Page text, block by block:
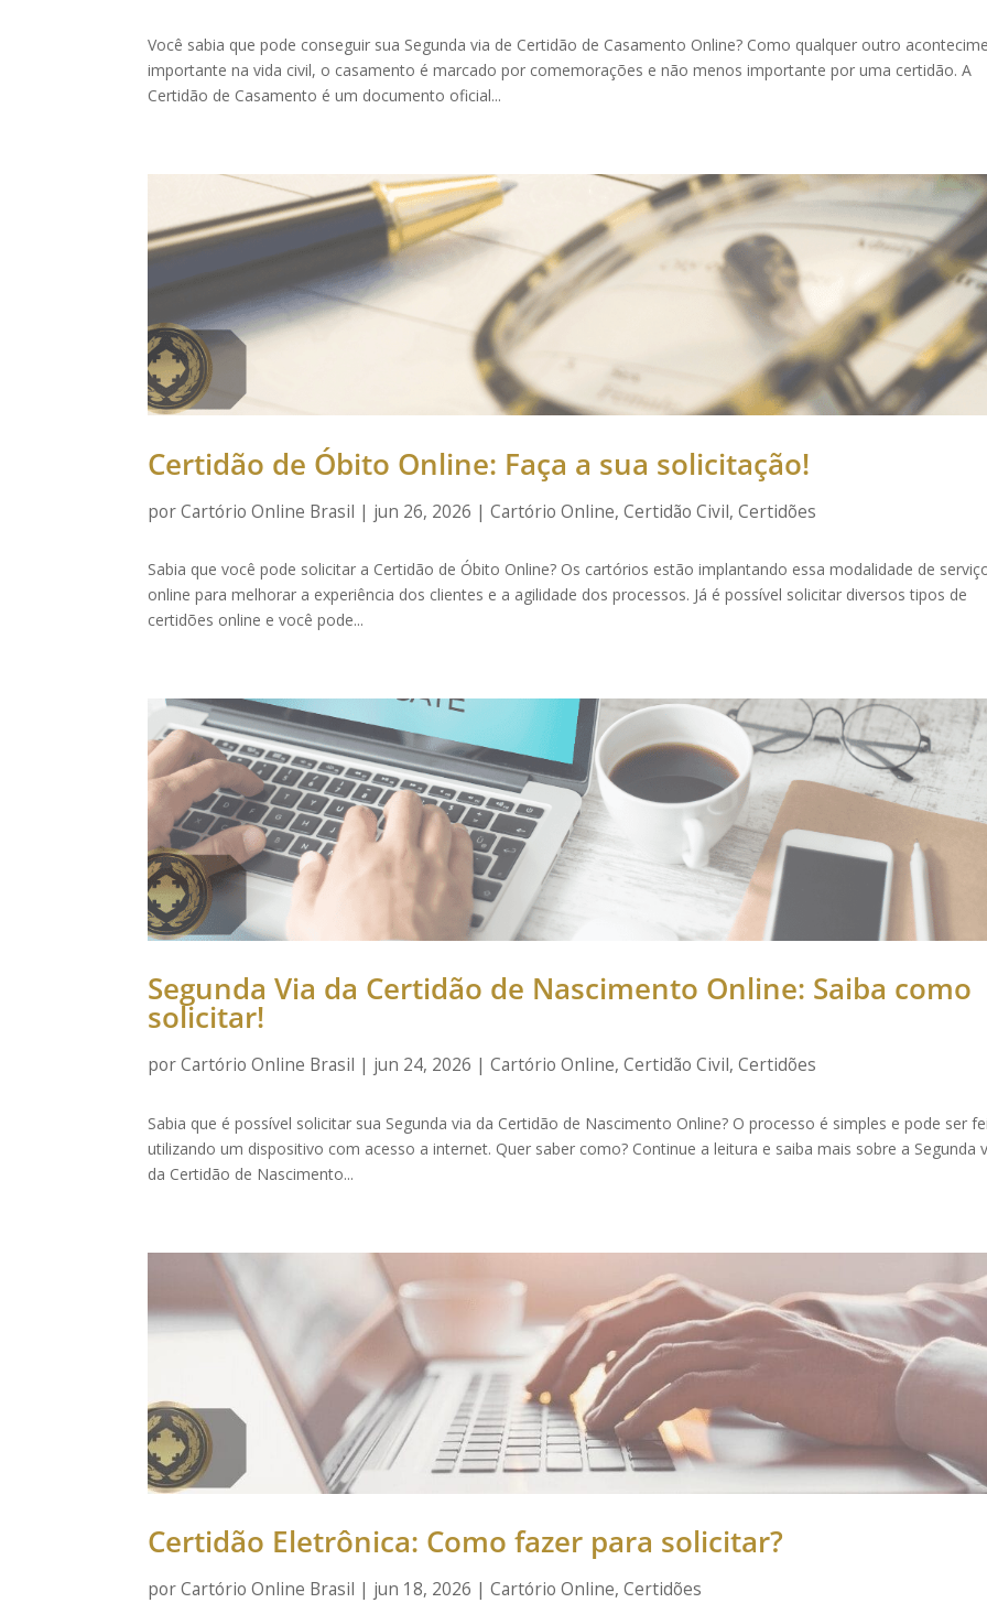
Você sabia que pode conseguir sua Segunda via de Certidão de Casamento Online? Como qualquer outro
importante na vida civil, o casamento é marcado por comemorações e não menos importante por uma certidão. A
Certidão de Casamento é um documento oficial...
Certidão de Óbito Online: Faça a sua solicitação!
porCartório Online Brasil | jun 26, 2026 |Cartório Online,Certidão Civil,Certidões
Sabia que você pode solicitar a Certidão de Óbito Online? Os cartórios estão implantando essa modalidade de
online para melhorar a experiência dos clientes e a agilidade dos processos. Já é possível solicitar diversos tipos de
certidões online e você pode...
Segunda Via da Certidão de Nascimento Online: Saiba como
solicitar!
porCartório Online Brasil | jun 24, 2026 |Cartório Online,Certidão Civil,Certidões
Sabia que é possível solicitar sua Segunda via da Certidão de Nascimento Online? O processo é simples e pode ser
utilizando um dispositivo com acesso a internet. Quer saber como? Continue a leitura e saiba mais sobre a Segunda
da Certidão de Nascimento...
Certidão Eletrônica: Como fazer para solicitar?
porCartório Online Brasil | jun 18, 2026 |Cartório Online,Certidões